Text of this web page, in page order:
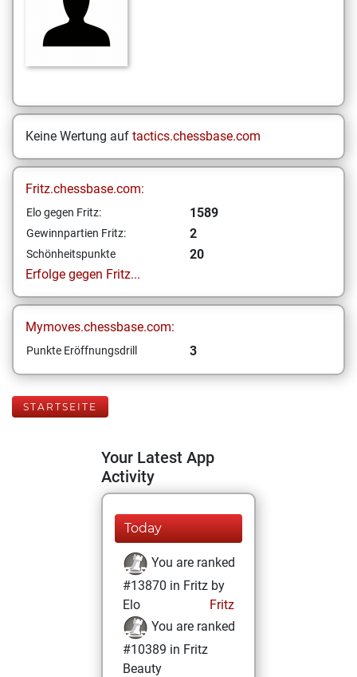
Keine Wertung auf tactics.chessbase.com
Fritz.chessbase.com:
Elo gegen Fritz: 1589
Gewinnpartien Fritz: 2
Schönheitspunkte
20
Erfolge gegen Fritz...
Mymoves.chessbase.com:
Punkte Eröffnungsdrill 3
STARTSEITE
Your Latest App
Activity
Today
You are ranked
#13870 in Fritz by
Elo
Fritz
You are ranked
#10389 in Fritz
Beauty